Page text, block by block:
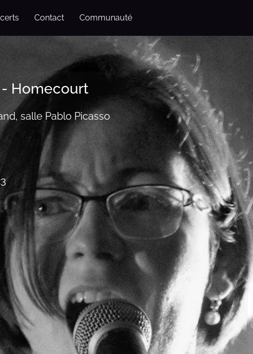
Contact Communauté
- Homecourt
salle Pablo Picasso